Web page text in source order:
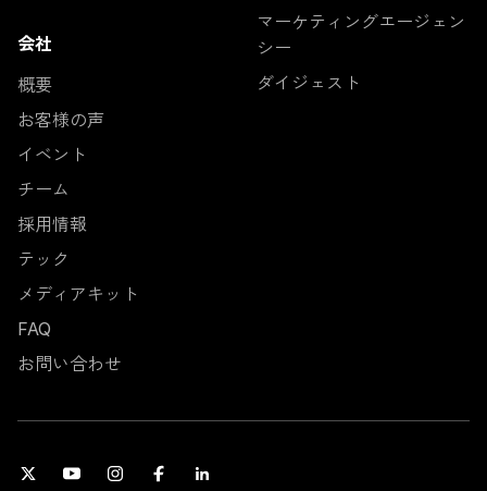
会社
概要
お客様の声
イベント
チーム
採用情報
テック
メディアキット
FAQ
お問い合わせ
マーケティングエージェン
シー
ダイジェスト